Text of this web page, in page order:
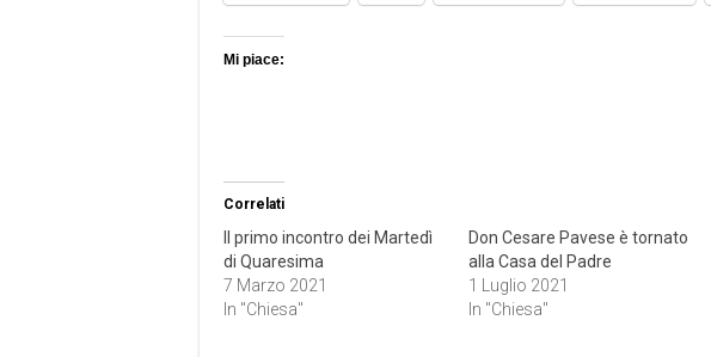
Mi piace:
Correlati
Il primo incontro dei Martedì
di Quaresima
7 Marzo 2021
In "Chiesa"
Don Cesare Pavese è tornato
alla Casa del Padre
1 Luglio 2021
In "Chiesa"